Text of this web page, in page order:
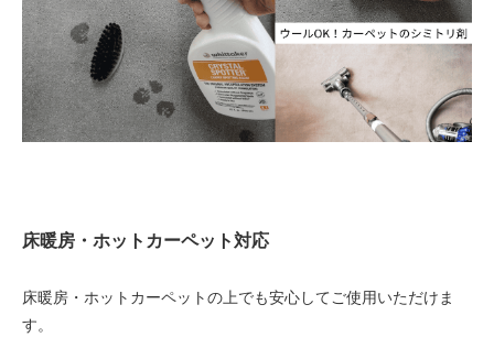
床暖房・ホットカーペット対応
床暖房・ホットカーペットの上でも安心してご使用いただけま
す。